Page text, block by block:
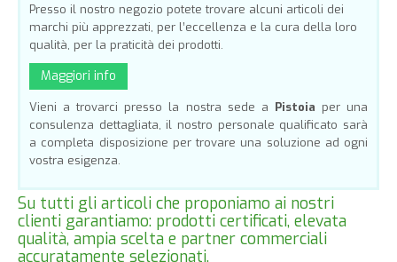
Presso il nostro negozio potete trovare alcuni articoli dei
marchi più apprezzati, per l’eccellenza e la cura della loro
qualità, per la praticità dei prodotti.
Maggiori info
Vieni a trovarci presso la nostra sede a Pistoia per una
consulenza dettagliata, il nostro personale qualificato sarà
a completa disposizione per trovare una soluzione ad ogni
vostra esigenza.
Su tutti gli articoli che proponiamo ai nostri
clienti garantiamo: prodotti certificati, elevata
qualità, ampia scelta e partner commerciali
accuratamente selezionati.